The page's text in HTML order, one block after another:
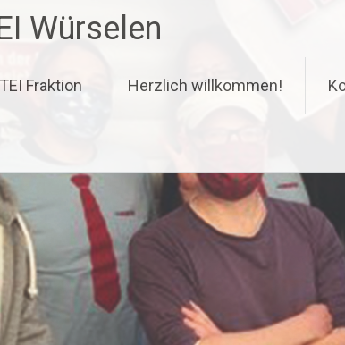
Würselen
Fraktion Herzlich willkommen!